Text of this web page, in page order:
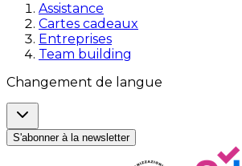
Assistance
Cartes cadeaux
Entreprises
Team building
Changement de langue
S'abonner à la newsletter